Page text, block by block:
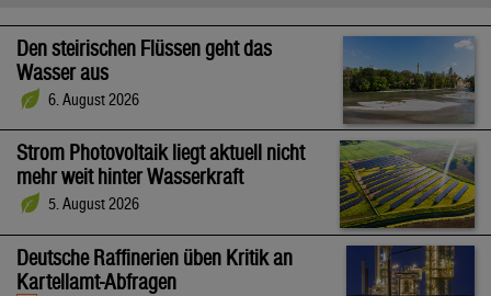
Den steirischen Flüssen geht das
Wasser aus
6. August 2026
Strom Photovoltaik liegt aktuell nicht
mehr weit hinter Wasserkraft
5. August 2026
Deutsche Raffinerien üben Kritik an
Kartellamt-Abfragen